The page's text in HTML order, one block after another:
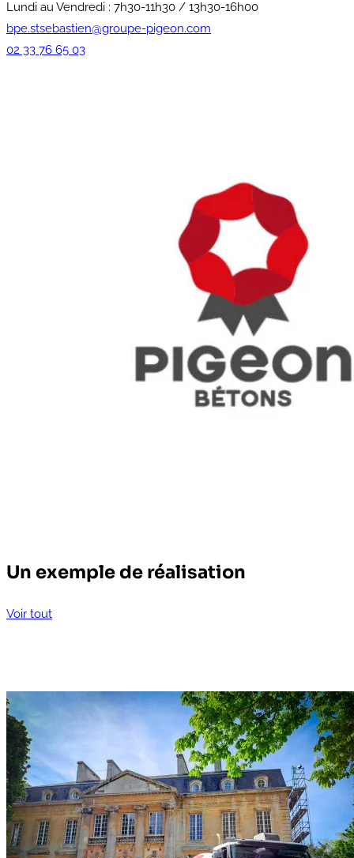
Lundi au Vendredi : 7h30-11h30 / 13h30-16h00
bpe.stsebastien@groupe-pigeon.com
02 33 76 65 03
Un exemple de réalisation
Voir tout